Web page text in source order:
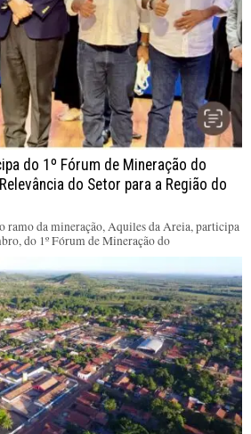
do 1º Fórum de Mineração do
do Setor para a Região do
ramo da mineração, Aquiles da Areia, participa
do 1º Fórum de Mineração do